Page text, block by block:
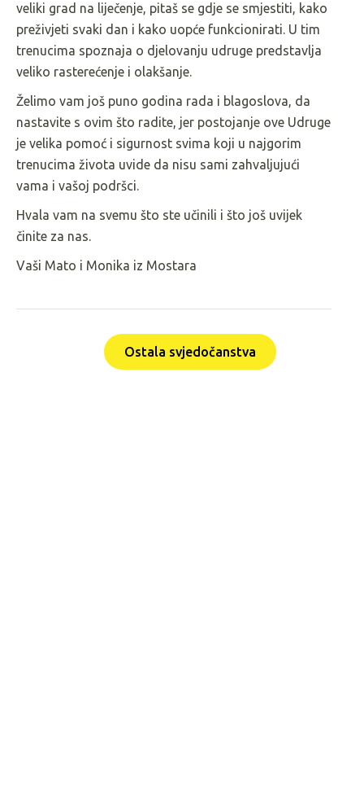
veliki grad na liječenje, pitaš se gdje se smjestiti, kako
preživjeti svaki dan i kako uopće funkcionirati. U tim
trenucima spoznaja o djelovanju udruge predstavlja
veliko rasterećenje i olakšanje.
Želimo vam još puno godina rada i blagoslova, da
nastavite s ovim što radite, jer postojanje ove Udruge
je velika pomoć i sigurnost svima koji u najgorim
trenucima života uvide da nisu sami zahvaljujući
vama i vašoj podršci.
Hvala vam na svemu što ste učinili i što još uvijek
činite za nas.
Vaši Mato i Monika iz Mostara
Ostala svjedočanstva